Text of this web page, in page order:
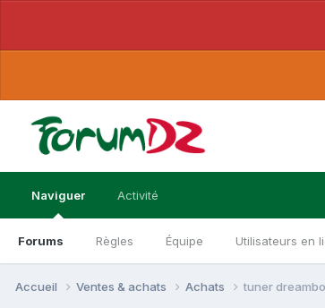
Naviguer
Forums Règles Équipe Utilisateurs en
Activité
Accueil Ventes & achats Achats tuner